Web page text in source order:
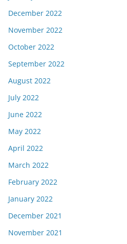
December 2022
November 2022
October 2022
September 2022
August 2022
July 2022
June 2022
May 2022
April 2022
March 2022
February 2022
January 2022
December 2021
November 2021